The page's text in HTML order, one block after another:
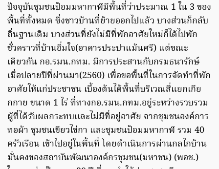
ปัจจุบันชุมชนป้อมมหากาฬมีพื้นที่ว่าประมาณ 1 ใน 3 ของ
พื้นที่ทั้งหมด ซึ่งชาวบ้านที่ย้ายออกไปแล้ว บางส่วนก็กลับ
ถิ่นฐานเดิม บางส่วนที่ยังไม่มีที่พักอาศัยใหม่ก็ได้ไปพัก
ชั่วคราวที่บ้านอิ่มใจ(อาคารประปาแม้นศรี) แต่ขณะ
เดียวกัน กอ.รมน.กทม. มีการประสานกับกรมธนารักษ์
เมื่อปลายปีที่ผ่านมา(2560) เพื่อขอพื้นที่ในการจัดทำที่พัก
อาศัยให้แก่ประชาชน เบื้องต้นได้พื้นที่บริเวณสี่แยกเกีย
กกาย ขนาด 1 ไร่ ที่ทางกอ.รมน.กทม.อยู่ระหว่างรวบรวม
ผู้ที่ได้รับผลกระทบและไม่มีที่อยู่อาศัย จากชุมชนองค์การ
ทอผ้า ชุมชนเขียวไข่กา และชุมชนป้อมมหากาฬ รวม 40
ครัวเรือน เข้าไปอยู่ในพื้นที่ โดยดำเนินการผ่านกลไกบ้าน
มั่นคงของสถาบันพัฒนาองค์กรชุมชน(มหาชน) (พอช.)